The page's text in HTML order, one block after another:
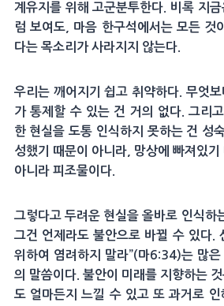
계유지를 위해 고군분투한다. 비록 지
럼 보여도, 마음 한구석에서는 모든 것
다는 목소리가 사라지지 않는다.
우리는 깨어지기 쉽고 취약하다. 무엇
가 통제할 수 있는 건 거의 없다. 그리
한 현실을 도통 인식하지 못하는 건 성
성했기 때문이 아니라, 망상에 빠져있기
아니라 피조물이다.
그렇다고 두려운 현실을 올바로 인식하
그건 언제라도 불안으로 바뀔 수 있다.
위하여 염려하지 말라”(마6:34)는 많은
의 말씀이다. 불안이 미래를 지향하는
도 얼마든지 느낄 수 있고 또 과거로